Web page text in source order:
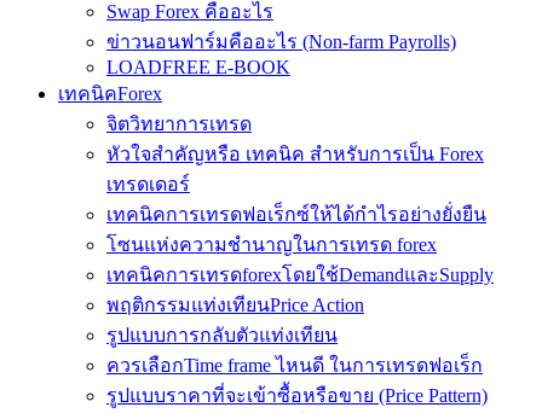
Swap Forex คืออะไร
ข่าวนอนฟาร์มคืออะไร (Non-farm Payrolls)
LOADFREE E-BOOK
เทคนิคForex
จิตวิทยาการเทรด
หัวใจสำคัญหรือ เทคนิค สำหรับการเป็น Forex
เทรดเดอร์
เทคนิคการเทรดฟอเร็กซ์ให้ได้กำไรอย่างยั่งยืน
โซนแห่งความชำนาญในการเทรด forex
เทคนิคการเทรดforexโดยใช้DemandและSupply
พฤติกรรมแท่งเทียนPrice Action
รูปแบบการกลับตัวแท่งเทียน
ควรเลือกTime frame ไหนดี ในการเทรดฟอเร็ก
รูปแบบราคาที่จะเข้าซื้อหรือขาย (Price Pattern)